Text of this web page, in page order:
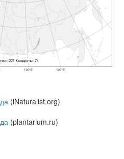
(iNaturalist.org)
(plantarium.ru)